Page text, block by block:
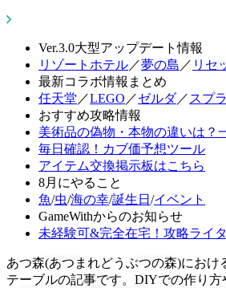
Ver.3.0大型アップデート情報
リゾートホテル／夢の島 ／ リセ
最新コラボ情報まとめ
任天堂 ／LEGO ／ゼルダ／ スプ
おすすめ攻略情報
美術品の偽物・本物の違いは？
毎日確認！カブ価予想ツール
アイテム交換掲示板はこちら
8月にやること
魚/虫/海の幸/誕生日 /イベント
GameWithからのお知らせ
未経験可&完全在宅！攻略ライ
あつ森(あつまれどうぶつの森)におけ
テーブルの記事です。DIYでの作り